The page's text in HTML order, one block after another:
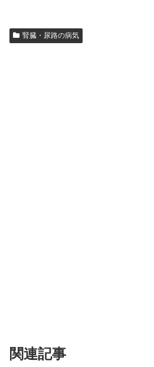
腎臓・尿路の病気
関連記事